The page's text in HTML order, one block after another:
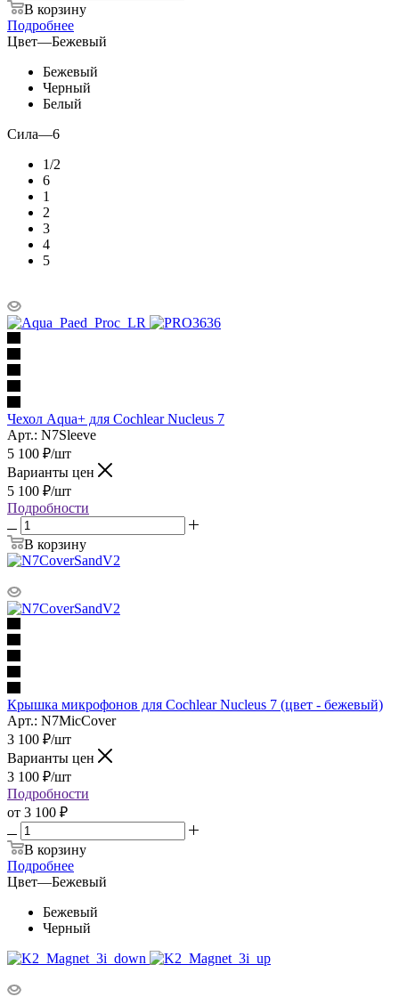
В корзину
Подробнее
Цвет—Бежевый
Бежевый
Черный
Белый
Сила—6
1/2
6
1
2
3
4
5
Чехол Aqua+ для Cochlear Nucleus 7
Арт.: N7Sleeve
5 100 ₽/шт
Варианты цен
5 100 ₽/шт
Подробности
В корзину
Крышка микрофонов для Cochlear Nucleus 7 (цвет - бежевый)
Арт.: N7MicCover
3 100 ₽/шт
Варианты цен
3 100 ₽/шт
Подробности
от 3 100 ₽
В корзину
Подробнее
Цвет—Бежевый
Бежевый
Черный